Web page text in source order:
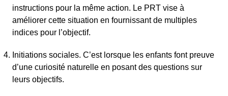
instructions pour la même action. Le PRT vise à
améliorer cette situation en fournissant de multiples
indices pour l’objectif.
Initiations sociales. C’est lorsque les enfants font preuve
d’une curiosité naturelle en posant des questions sur
leurs objectifs.